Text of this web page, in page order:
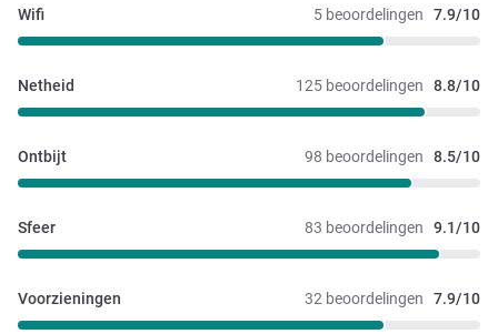
5 beoordelingen 7.9/10
Wifi
125 beoordelingen 8.8/10
Netheid
98 beoordelingen 8.5/10
Ontbijt
83 beoordelingen 9.1/10
Sfeer
32 beoordelingen 7.9/10
Voorzieningen